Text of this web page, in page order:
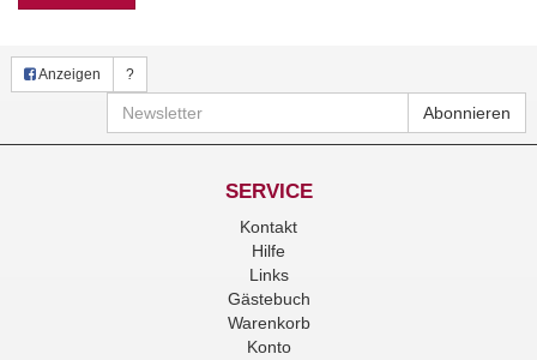
Anzeigen ?
Newsletter Abonnieren
SERVICE
Kontakt
Hilfe
Links
Gästebuch
Warenkorb
Konto